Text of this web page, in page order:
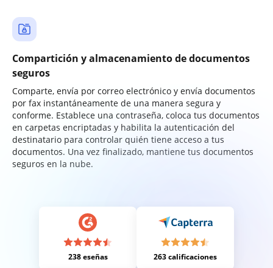
Compartición y almacenamiento de documentos
seguros
Comparte, envía por correo electrónico y envía documentos
por fax instantáneamente de una manera segura y
conforme. Establece una contraseña, coloca tus documentos
en carpetas encriptadas y habilita la autenticación del
destinatario para controlar quién tiene acceso a tus
documentos. Una vez finalizado, mantiene tus documentos
seguros en la nube.
238 eseñas 263 calificaciones